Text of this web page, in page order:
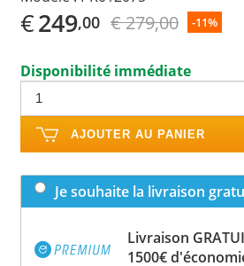
€249,00 € 279,00 -11%
Disponibilité immédiate
AJOUTER AU PANIER
Je souhaite la livraison
Livraison
1500€